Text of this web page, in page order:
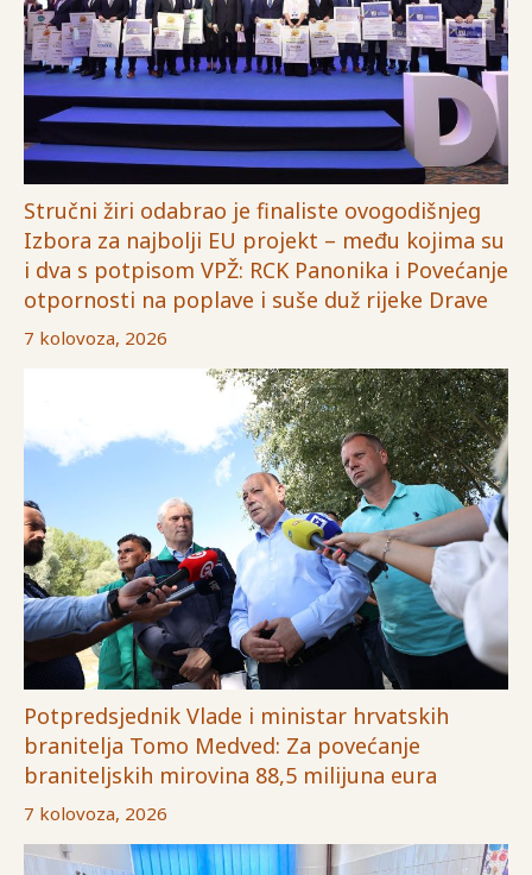
Stručni žiri odabrao je finaliste ovogodišnjeg
Izbora za najbolji EU projekt – među kojima su
i dva s potpisom VPŽ: RCK Panonika i Povećanje
otpornosti na poplave i suše duž rijeke Drave
7 kolovoza, 2026
Potpredsjednik Vlade i ministar hrvatskih
branitelja Tomo Medved: Za povećanje
braniteljskih mirovina 88,5 milijuna eura
7 kolovoza, 2026